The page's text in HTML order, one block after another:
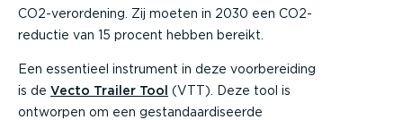
CO2-verordening. Zij moeten in 2030 een CO2-
reductie van 15 procent hebben bereikt.
Een essentieel instrument in deze voorbereiding
is de Vecto Trailer Tool (VTT). Deze tool is
ontworpen om een gestandaardiseerde